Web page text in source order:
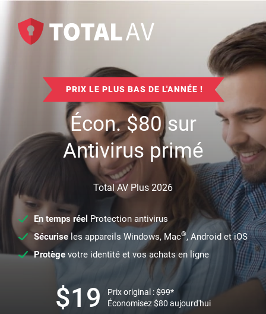
PRIX LE PLUS BAS DE L'ANNÉE !
Écon.$80sur
Antivirus primé
Total AV Plus 2026
En temps réel Protection antivirus
Sécuriseles appareils Windows, Mac®, Android et iOS
Protège votre identité et vos achats en ligne
$19 Prix original :$99*
Économisez$80 aujourd'hui